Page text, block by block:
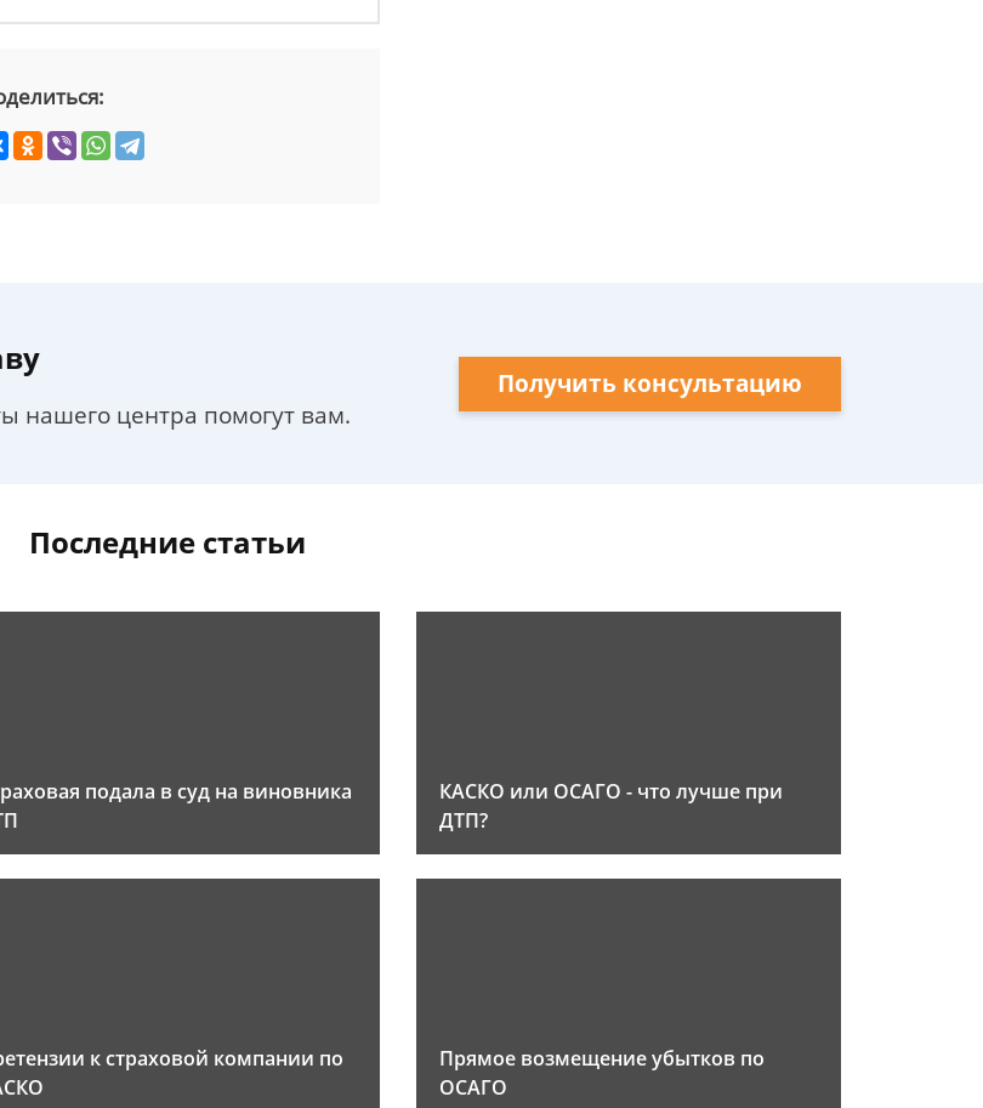
нашего центра помогут вам.
Получить консультацию
Последние статьи
подала в суд на виновника
КАСКО или ОСАГО - что лучше при
ДТП?
к страховой компании по
Прямое возмещение убытков по
ОСАГО